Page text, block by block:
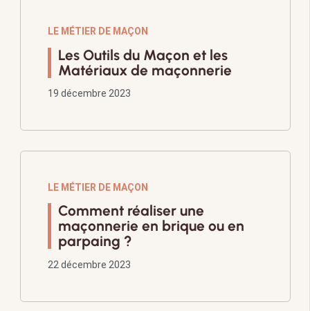
LE MÉTIER DE MAÇON
Les Outils du Maçon et les
Matériaux de maçonnerie
19 décembre 2023
LE MÉTIER DE MAÇON
Comment réaliser une
maçonnerie en brique ou en
parpaing ?
22 décembre 2023